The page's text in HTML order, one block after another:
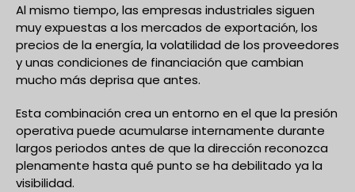
Al mismo tiempo, las empresas industriales siguen
muy expuestas a los mercados de exportación, los
precios de la energía, la volatilidad de los proveedores
y unas condiciones de financiación que cambian
mucho más deprisa que antes.
Esta combinación crea un entorno en el que la presión
operativa puede acumularse internamente durante
largos periodos antes de que la dirección reconozca
plenamente hasta qué punto se ha debilitado ya la
visibilidad.